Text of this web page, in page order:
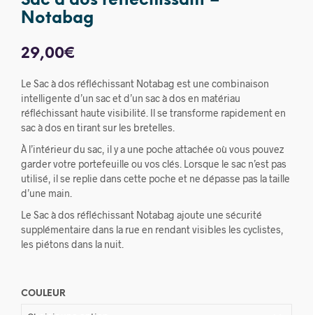
Notabag
29,00€
Le Sac à dos réfléchissant Notabag est une combinaison
intelligente d’un sac et d’un sac à dos en matériau
réfléchissant haute visibilité. Il se transforme rapidement en
sac à dos en tirant sur les bretelles.
À l’intérieur du sac, il y a une poche attachée où vous pouvez
garder votre portefeuille ou vos clés. Lorsque le sac n’est pas
utilisé, il se replie dans cette poche et ne dépasse pas la taille
d’une main.
Le Sac à dos réfléchissant Notabag ajoute une sécurité
supplémentaire dans la rue en rendant visibles les cyclistes,
les piétons dans la nuit.
COULEUR